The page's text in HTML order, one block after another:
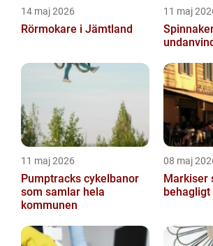
14 maj 2026
Rörmokare i Jämtland
11 maj
Spinnaker seglet som
11 maj 2026
Pumptracks cykelbanor
som samlar hela
kommunen
08 maj
Markiser